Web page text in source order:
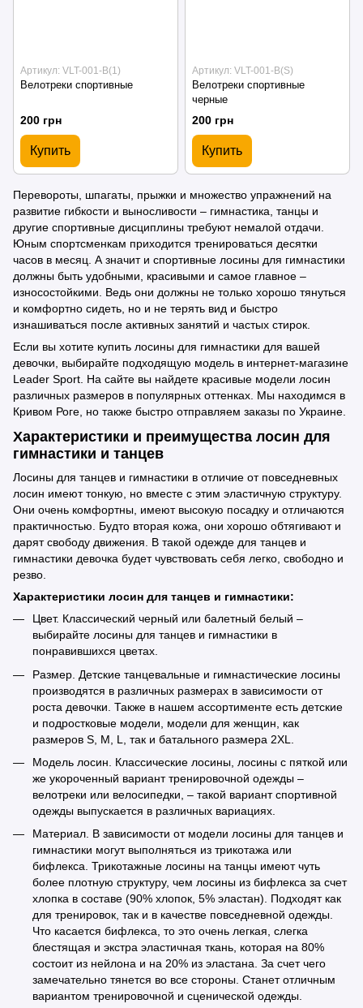
Артикул: VLT-001-B(1)
Велотреки спортивные
200 грн
Купить
Артикул: VLT-001-B(S)
Велотреки спортивные
черные
200 грн
Купить
Перевороты, шпагаты, прыжки и множество упражнений на
развитие гибкости и выносливости – гимнастика, танцы и
другие спортивные дисциплины требуют немалой отдачи.
Юным спортсменкам приходится тренироваться десятки
часов в месяц. А значит и спортивные лосины для гимнастики
должны быть удобными, красивыми и самое главное –
износостойкими. Ведь они должны не только хорошо тянуться
и комфортно сидеть, но и не терять вид и быстро
изнашиваться после активных занятий и частых стирок.
Если вы хотите купить лосины для гимнастики для вашей
девочки, выбирайте подходящую модель в интернет-магазине
Leader Sport. На сайте вы найдете красивые модели лосин
различных размеров в популярных оттенках. Мы находимся в
Кривом Роге, но также быстро отправляем заказы по Украине.
Характеристики и преимущества лосин для
гимнастики и танцев
Лосины для танцев и гимнастики в отличие от повседневных
лосин имеют тонкую, но вместе с этим эластичную структуру.
Они очень комфортны, имеют высокую посадку и отличаются
практичностью. Будто вторая кожа, они хорошо обтягивают и
дарят свободу движения. В такой одежде для танцев и
гимнастики девочка будет чувствовать себя легко, свободно и
резво.
Характеристики лосин для танцев и гимнастики:
Цвет. Классический черный или балетный белый –
выбирайте лосины для танцев и гимнастики в
понравившихся цветах.
Размер. Детские танцевальные и гимнастические лосины
производятся в различных размерах в зависимости от
роста девочки. Также в нашем ассортименте есть детские
и подростковые модели, модели для женщин, как
размеров S, M, L, так и батального размера 2XL.
Модель лосин. Классические лосины, лосины с пяткой или
же укороченный вариант тренировочной одежды –
велотреки или велосипедки, – такой вариант спортивной
одежды выпускается в различных вариациях.
Материал. В зависимости от модели лосины для танцев и
гимнастики могут выполняться из трикотажа или
бифлекса. Трикотажные лосины на танцы имеют чуть
более плотную структуру, чем лосины из бифлекса за счет
хлопка в составе (90% хлопок, 5% эластан). Подходят как
для тренировок, так и в качестве повседневной одежды.
Что касается бифлекса, то это очень легкая, слегка
блестящая и экстра эластичная ткань, которая на 80%
состоит из нейлона и на 20% из эластана. За счет чего
замечательно тянется во все стороны. Станет отличным
вариантом тренировочной и сценической одежды.